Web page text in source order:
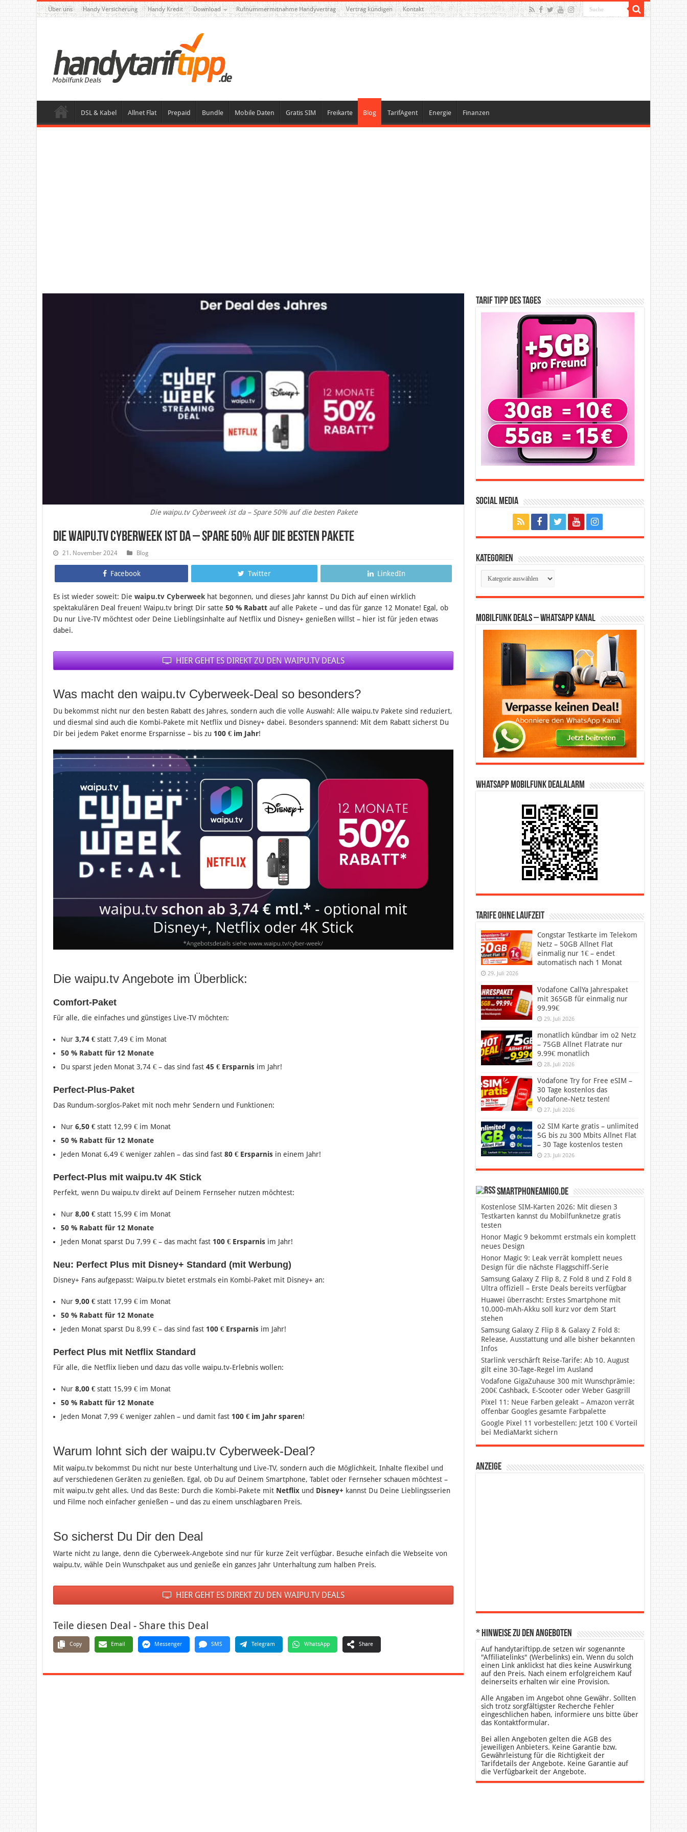
Über uns Handy Versicherung Handy Kredit Download Rufnummermitnahme Handyvertrag Vertrag kündigen Kontakt
DSL & Kabel Allnet Flat Prepaid Bundle Mobile Daten Gratis SIM Freikarte Blog TarifAgent Energie Finanzen
Die waipu.tv Cyberweek ist da – Spare 50% auf die besten Pakete
Die waipu.tv Cyberweek ist da – Spare 50% auf die besten Pakete
21. November 2024 Blog
Facebook Twitter LinkedIn
Es ist wieder soweit: Die waipu.tv Cyberweek hat begonnen, und dieses Jahr kannst Du Dich auf einen wirklich
spektakulären Deal freuen! Waipu.tv bringt Dir satte 50 % Rabatt auf alle Pakete – und das für ganze 12 Monate! Egal, ob
Du nur Live-TV möchtest oder Deine Lieblingsinhalte auf Netflix und Disney+ genießen willst – hier ist für jeden etwas
dabei.
HIER GEHT ES DIREKT ZU DEN WAIPU.TV DEALS
Was macht den waipu.tv Cyberweek-Deal so besonders?
Du bekommst nicht nur den besten Rabatt des Jahres, sondern auch die volle Auswahl: Alle waipu.tv Pakete sind reduziert,
und diesmal sind auch die Kombi-Pakete mit Netflix und Disney+ dabei. Besonders spannend: Mit dem Rabatt sicherst Du
Dir bei jedem Paket enorme Ersparnisse – bis zu 100 € im Jahr!
Die waipu.tv Angebote im Überblick:
Comfort-Paket
Für alle, die einfaches und günstiges Live-TV möchten:
Nur 3,74 € statt 7,49 € im Monat
50 % Rabatt für 12 Monate
Du sparst jeden Monat 3,74 € – das sind fast 45 € Ersparnis im Jahr!
Perfect-Plus-Paket
Das Rundum-sorglos-Paket mit noch mehr Sendern und Funktionen:
Nur 6,50 € statt 12,99 € im Monat
50 % Rabatt für 12 Monate
Jeden Monat 6,49 € weniger zahlen – das sind fast 80 € Ersparnis in einem Jahr!
Perfect-Plus mit waipu.tv 4K Stick
Perfekt, wenn Du waipu.tv direkt auf Deinem Fernseher nutzen möchtest:
Nur 8,00 € statt 15,99 € im Monat
50 % Rabatt für 12 Monate
Jeden Monat sparst Du 7,99 € – das macht fast 100 € Ersparnis im Jahr!
Neu: Perfect Plus mit Disney+ Standard (mit Werbung)
Disney+ Fans aufgepasst: Waipu.tv bietet erstmals ein Kombi-Paket mit Disney+ an:
Nur 9,00 € statt 17,99 € im Monat
50 % Rabatt für 12 Monate
Jeden Monat sparst Du 8,99 € – das sind fast 100 € Ersparnis im Jahr!
Perfect Plus mit Netflix Standard
Für alle, die Netflix lieben und dazu das volle waipu.tv-Erlebnis wollen:
Nur 8,00 € statt 15,99 € im Monat
50 % Rabatt für 12 Monate
Jeden Monat 7,99 € weniger zahlen – und damit fast 100 € im Jahr sparen!
Warum lohnt sich der waipu.tv Cyberweek-Deal?
Mit waipu.tv bekommst Du nicht nur beste Unterhaltung und Live-TV, sondern auch die Möglichkeit, Inhalte flexibel und
auf verschiedenen Geräten zu genießen. Egal, ob Du auf Deinem Smartphone, Tablet oder Fernseher schauen möchtest –
mit waipu.tv geht alles. Und das Beste: Durch die Kombi-Pakete mit Netflix und Disney+ kannst Du Deine Lieblingsserien
und Filme noch einfacher genießen – und das zu einem unschlagbaren Preis.
So sicherst Du Dir den Deal
Warte nicht zu lange, denn die Cyberweek-Angebote sind nur für kurze Zeit verfügbar. Besuche einfach die Webseite von
waipu.tv, wähle Dein Wunschpaket aus und genieße ein ganzes Jahr Unterhaltung zum halben Preis.
HIER GEHT ES DIREKT ZU DEN WAIPU.TV DEALS
Teile diesen Deal - Share this Deal
Copy Email Messenger SMS Telegram WhatsApp Share
Tarif Tipp des Tages
Social Media
Kategorien
Kategorien
Mobilfunk Deals – WhatsApp Kanal
WhatsApp Mobilfunk DealAlarm
Tarife ohne Laufzeit
Congstar Testkarte im Telekom
Netz – 50GB Allnet Flat
einmalig nur 1€ – endet
automatisch nach 1 Monat
29. Juli 2026
Vodafone CallYa Jahrespaket
mit 365GB für einmalig nur
99.99€
29. Juli 2026
monatlich kündbar im o2 Netz
– 75GB Allnet Flatrate nur
9.99€ monatlich
28. Juli 2026
Vodafone Try for Free eSIM –
30 Tage kostenlos das
Vodafone-Netz testen!
27. Juli 2026
o2 SIM Karte gratis – unlimited
5G bis zu 300 Mbits Allnet Flat
– 30 Tage kostenlos testen
23. Juli 2026
SmartphoneAmigo.de
Kostenlose SIM-Karten 2026: Mit diesen 3
Testkarten kannst du Mobilfunknetze gratis
testen
Honor Magic 9 bekommt erstmals ein komplett
neues Design
Honor Magic 9: Leak verrät komplett neues
Design für die nächste Flaggschiff-Serie
Samsung Galaxy Z Flip 8, Z Fold 8 und Z Fold 8
Ultra offiziell – Erste Deals bereits verfügbar
Huawei überrascht: Erstes Smartphone mit
10.000-mAh-Akku soll kurz vor dem Start
stehen
Samsung Galaxy Z Flip 8 & Galaxy Z Fold 8:
Release, Ausstattung und alle bisher bekannten
Infos
Starlink verschärft Reise-Tarife: Ab 10. August
gilt eine 30-Tage-Regel im Ausland
Vodafone GigaZuhause 300 mit Wunschprämie:
200€ Cashback, E-Scooter oder Weber Gasgrill
Pixel 11: Neue Farben geleakt – Amazon verrät
offenbar Googles gesamte Farbpalette
Google Pixel 11 vorbestellen: Jetzt 100 € Vorteil
bei MediaMarkt sichern
Anzeige
* Hinweise zu den Angeboten
Auf handytariftipp.de setzen wir sogenannte
"Affiliatelinks" (Werbelinks) ein. Wenn du solch
einen Link anklickst hat dies keine Auswirkung
auf den Preis. Nach einem erfolgreichem Kauf
deinerseits erhalten wir eine Provision.
Alle Angaben im Angebot ohne Gewähr. Sollten
sich trotz sorgfältigster Recherche Fehler
eingeschlichen haben, informiere uns bitte über
das Kontaktformular.
Bei allen Angeboten gelten die AGB des
jeweiligen Anbieters. Keine Garantie bzw.
Gewährleistung für die Richtigkeit der
Tarifdetails der Angebote. Keine Garantie auf
die Verfügbarkeit der Angebote.